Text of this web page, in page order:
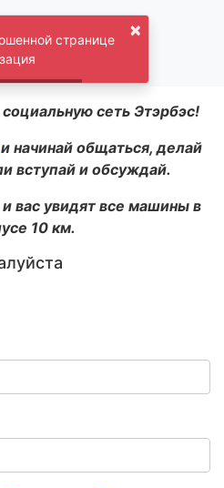
сеть Этэрбэс!
и начинай общаться, делай
вступай и обсуждай.
вас увидят все машины в
10 км.
×
странице